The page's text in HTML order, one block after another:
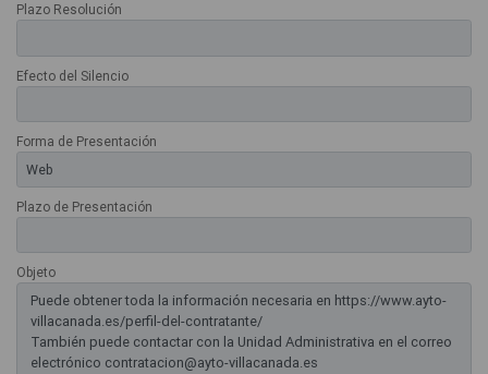
Plazo Resolución
Efecto del Silencio
Forma de Presentación
Plazo de Presentación
Objeto
Puede obtener toda la información necesaria en https://www.ayto-
villacanada.es/perfil-del-contratante/
También puede contactar con la Unidad Administrativa en el correo
electrónico contratacion@ayto-villacanada.es